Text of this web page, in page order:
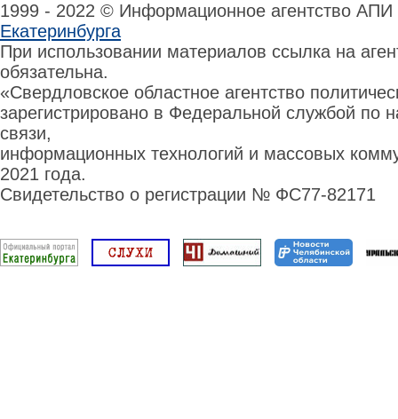
1999 - 2022 © Информационное агентство
Екатеринбурга
При использовании материалов ссылка на
обязательна.
«Свердловское областное агентство
зарегистрировано в Федеральной службой по
связи,
информационных технологий и массовых
2021 года.
Свидетельство о регистрации № ФС77-82171